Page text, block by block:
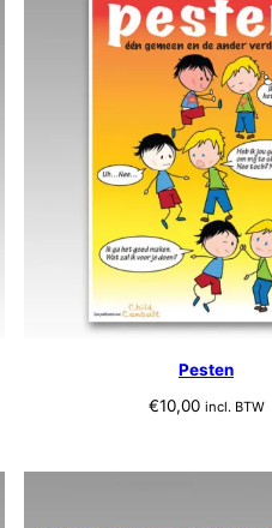
Pesten
€10,00 incl. BTW